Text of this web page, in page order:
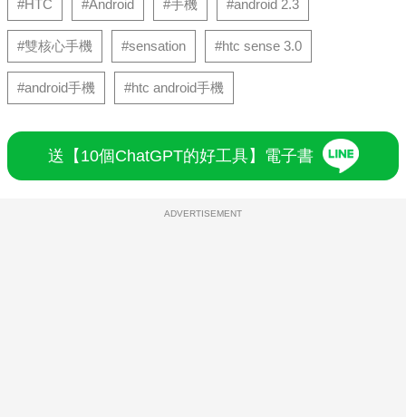
#HTC #Android #手機 #android 2.3
#雙核心手機 #sensation #htc sense 3.0
#android手機 #htc android手機
送【10個ChatGPT的好工具】電子書
ADVERTISEMENT